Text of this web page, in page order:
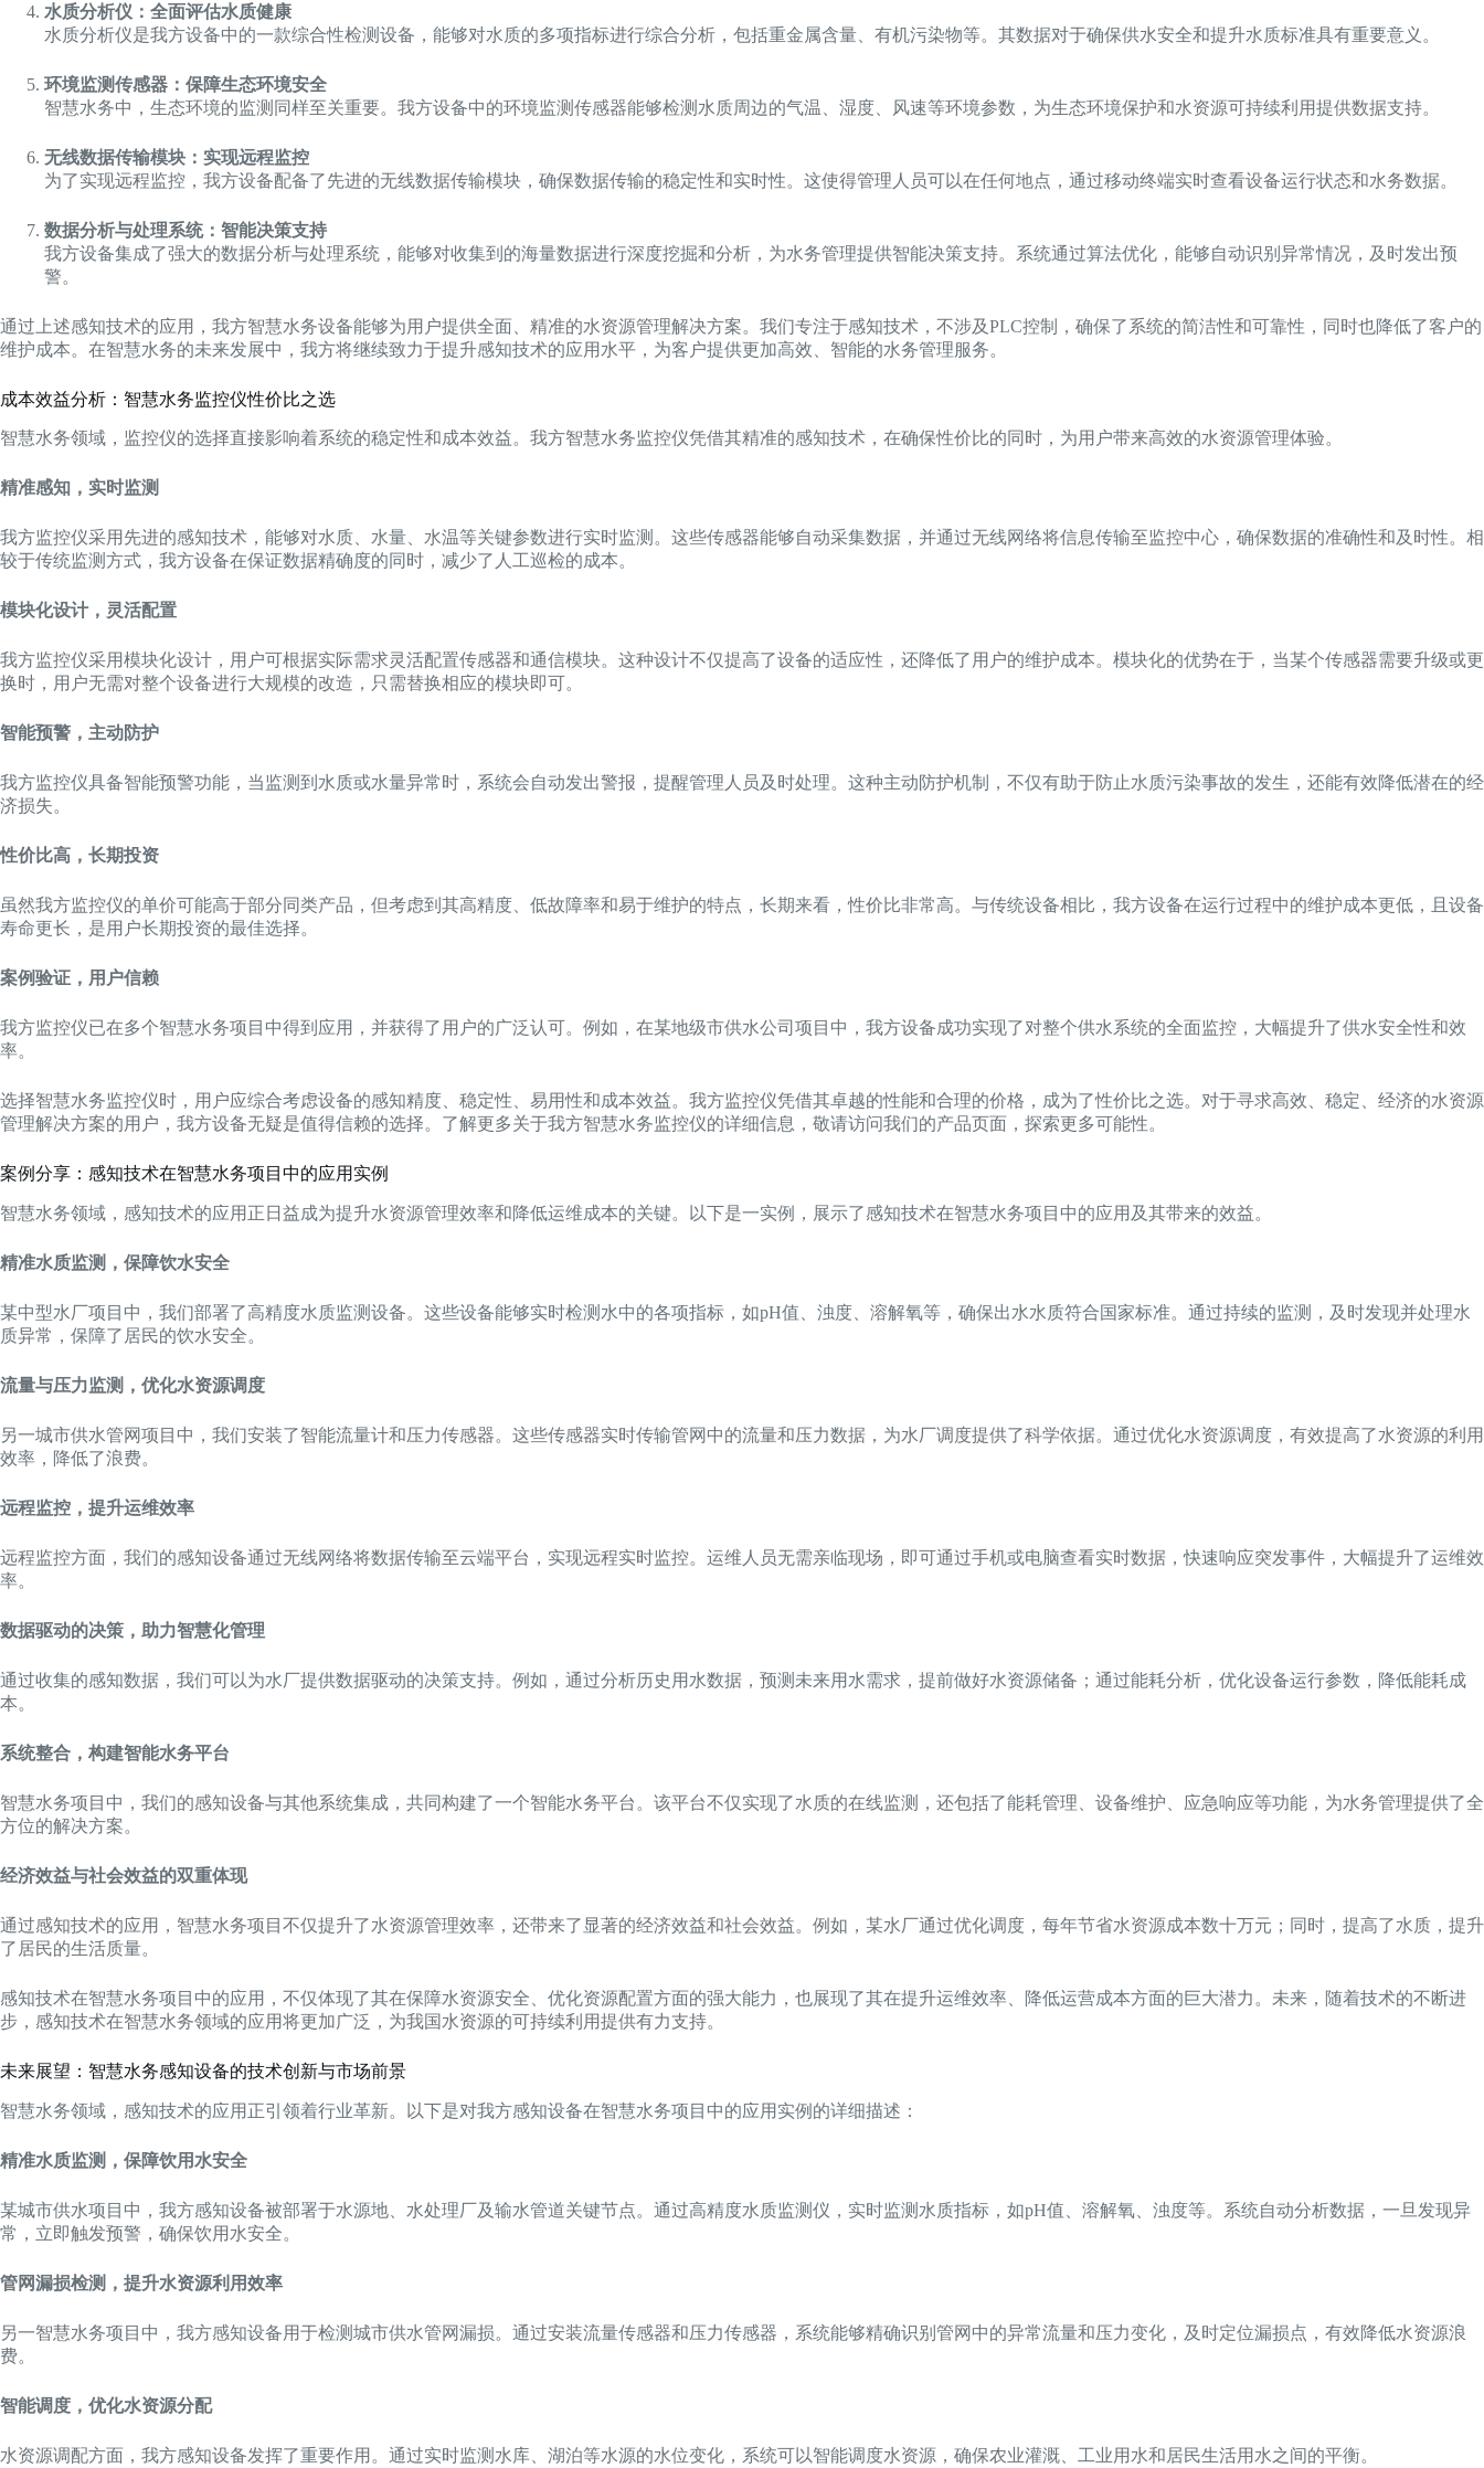
水质分析仪：全面评估水质健康
水质分析仪是我方设备中的一款综合性检测设备，能够对水质的多项指标进行综合分析，包括重金属含量、有机污染物等。其数据对于确保供水安全和提升水质标准具有重要意义。
环境监测传感器：保障生态环境安全
智慧水务中，生态环境的监测同样至关重要。我方设备中的环境监测传感器能够检测水质周边的气温、湿度、风速等环境参数，为生态环境保护和水资源可持续利用提供数据支持。
无线数据传输模块：实现远程监控
为了实现远程监控，我方设备配备了先进的无线数据传输模块，确保数据传输的稳定性和实时性。这使得管理人员可以在任何地点，通过移动终端实时查看设备运行状态和水务数据。
数据分析与处理系统：智能决策支持
我方设备集成了强大的数据分析与处理系统，能够对收集到的海量数据进行深度挖掘和分析，为水务管理提供智能决策支持。系统通过算法优化，能够自动识别异常情况，及时发出预
警。
通过上述感知技术的应用，我方智慧水务设备能够为用户提供全面、精准的水资源管理解决方案。我们专注于感知技术，不涉及PLC控制，确保了系统的简洁性和可靠性，同时也降低了客户的
维护成本。在智慧水务的未来发展中，我方将继续致力于提升感知技术的应用水平，为客户提供更加高效、智能的水务管理服务。
成本效益分析：智慧水务监控仪性价比之选
智慧水务领域，监控仪的选择直接影响着系统的稳定性和成本效益。我方智慧水务监控仪凭借其精准的感知技术，在确保性价比的同时，为用户带来高效的水资源管理体验。
精准感知，实时监测
我方监控仪采用先进的感知技术，能够对水质、水量、水温等关键参数进行实时监测。这些传感器能够自动采集数据，并通过无线网络将信息传输至监控中心，确保数据的准确性和及时性。相
较于传统监测方式，我方设备在保证数据精确度的同时，减少了人工巡检的成本。
模块化设计，灵活配置
我方监控仪采用模块化设计，用户可根据实际需求灵活配置传感器和通信模块。这种设计不仅提高了设备的适应性，还降低了用户的维护成本。模块化的优势在于，当某个传感器需要升级或更
换时，用户无需对整个设备进行大规模的改造，只需替换相应的模块即可。
智能预警，主动防护
我方监控仪具备智能预警功能，当监测到水质或水量异常时，系统会自动发出警报，提醒管理人员及时处理。这种主动防护机制，不仅有助于防止水质污染事故的发生，还能有效降低潜在的经
济损失。
性价比高，长期投资
虽然我方监控仪的单价可能高于部分同类产品，但考虑到其高精度、低故障率和易于维护的特点，长期来看，性价比非常高。与传统设备相比，我方设备在运行过程中的维护成本更低，且设备
寿命更长，是用户长期投资的最佳选择。
案例验证，用户信赖
我方监控仪已在多个智慧水务项目中得到应用，并获得了用户的广泛认可。例如，在某地级市供水公司项目中，我方设备成功实现了对整个供水系统的全面监控，大幅提升了供水安全性和效
率。
选择智慧水务监控仪时，用户应综合考虑设备的感知精度、稳定性、易用性和成本效益。我方监控仪凭借其卓越的性能和合理的价格，成为了性价比之选。对于寻求高效、稳定、经济的水资源
管理解决方案的用户，我方设备无疑是值得信赖的选择。了解更多关于我方智慧水务监控仪的详细信息，敬请访问我们的产品页面，探索更多可能性。
案例分享：感知技术在智慧水务项目中的应用实例
智慧水务领域，感知技术的应用正日益成为提升水资源管理效率和降低运维成本的关键。以下是一实例，展示了感知技术在智慧水务项目中的应用及其带来的效益。
精准水质监测，保障饮水安全
某中型水厂项目中，我们部署了高精度水质监测设备。这些设备能够实时检测水中的各项指标，如pH值、浊度、溶解氧等，确保出水水质符合国家标准。通过持续的监测，及时发现并处理水
质异常，保障了居民的饮水安全。
流量与压力监测，优化水资源调度
另一城市供水管网项目中，我们安装了智能流量计和压力传感器。这些传感器实时传输管网中的流量和压力数据，为水厂调度提供了科学依据。通过优化水资源调度，有效提高了水资源的利用
效率，降低了浪费。
远程监控，提升运维效率
远程监控方面，我们的感知设备通过无线网络将数据传输至云端平台，实现远程实时监控。运维人员无需亲临现场，即可通过手机或电脑查看实时数据，快速响应突发事件，大幅提升了运维效
率。
数据驱动的决策，助力智慧化管理
通过收集的感知数据，我们可以为水厂提供数据驱动的决策支持。例如，通过分析历史用水数据，预测未来用水需求，提前做好水资源储备；通过能耗分析，优化设备运行参数，降低能耗成
本。
系统整合，构建智能水务平台
智慧水务项目中，我们的感知设备与其他系统集成，共同构建了一个智能水务平台。该平台不仅实现了水质的在线监测，还包括了能耗管理、设备维护、应急响应等功能，为水务管理提供了全
方位的解决方案。
经济效益与社会效益的双重体现
通过感知技术的应用，智慧水务项目不仅提升了水资源管理效率，还带来了显著的经济效益和社会效益。例如，某水厂通过优化调度，每年节省水资源成本数十万元；同时，提高了水质，提升
了居民的生活质量。
感知技术在智慧水务项目中的应用，不仅体现了其在保障水资源安全、优化资源配置方面的强大能力，也展现了其在提升运维效率、降低运营成本方面的巨大潜力。未来，随着技术的不断进
步，感知技术在智慧水务领域的应用将更加广泛，为我国水资源的可持续利用提供有力支持。
未来展望：智慧水务感知设备的技术创新与市场前景
智慧水务领域，感知技术的应用正引领着行业革新。以下是对我方感知设备在智慧水务项目中的应用实例的详细描述：
精准水质监测，保障饮用水安全
某城市供水项目中，我方感知设备被部署于水源地、水处理厂及输水管道关键节点。通过高精度水质监测仪，实时监测水质指标，如pH值、溶解氧、浊度等。系统自动分析数据，一旦发现异
常，立即触发预警，确保饮用水安全。
管网漏损检测，提升水资源利用效率
另一智慧水务项目中，我方感知设备用于检测城市供水管网漏损。通过安装流量传感器和压力传感器，系统能够精确识别管网中的异常流量和压力变化，及时定位漏损点，有效降低水资源浪
费。
智能调度，优化水资源分配
水资源调配方面，我方感知设备发挥了重要作用。通过实时监测水库、湖泊等水源的水位变化，系统可以智能调度水资源，确保农业灌溉、工业用水和居民生活用水之间的平衡。